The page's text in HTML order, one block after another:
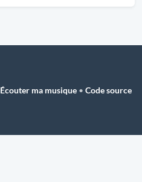
Écouter ma musique • Code source